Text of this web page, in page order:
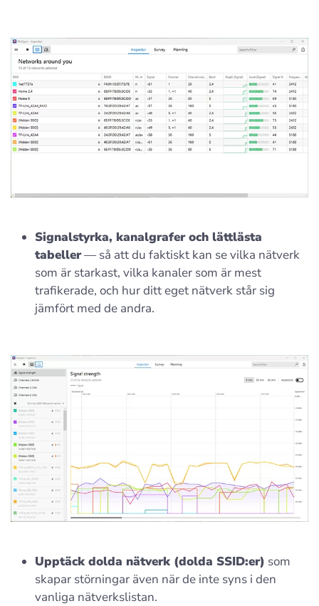
Signalstyrka, kanalgrafer och lättlästa
tabeller— så att du faktiskt kan se vilka nätverk
som är starkast, vilka kanaler som är mest
trafikerade, och hur ditt eget nätverk står sig
jämfört med de andra.
Upptäck dolda nätverk (dolda SSID:er) som
skapar störningar även när de inte syns i den
vanliga nätverkslistan.